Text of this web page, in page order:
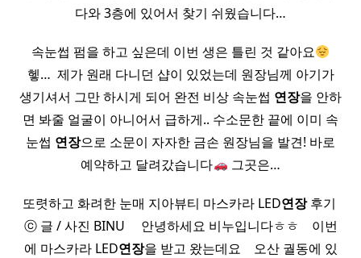
다와 3층에 있어서 찾기 쉬웠습니다…
속눈썹 펌을 하고 싶은데 이번 생은 틀린 것 같아요
헿… ​ 제가 원래 다니던 샵이 있었는데 원장님께 아기가
생기셔서 그만 하시게 되어 완전 비상 속눈썹 연장을 안하
면 봐줄 얼굴이 아니어서 급하게.. 수소문한 끝에 이미 속
눈썹 연장으로 소문이 자자한 금손 원장님을 발견! 바로
예약하고 달려갔습니다
그곳은…
또렷하고 화려한 눈매 지아뷰티 마스카라 LED연장후기 ​
ⓒ 글 / 사진 BINU ​ ​ ​ ​ 안녕하세요 비누입니다ㅎㅎ ​ ​ ​ 이번
에 마스카라 LED연장을 받고 왔는데요 ​ ​ ​ 오산 궐동에 있